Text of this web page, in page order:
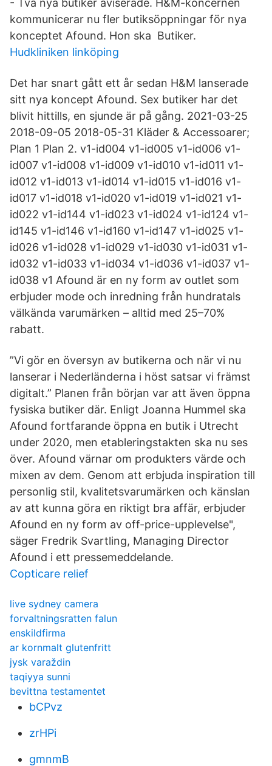
- Två nya butiker aviserade. H&M-koncernen
kommunicerar nu fler butiksöppningar för nya
konceptet Afound. Hon ska Butiker.
Hudkliniken linköping
Det har snart gått ett år sedan H&M lanserade
sitt nya koncept Afound. Sex butiker har det
blivit hittills, en sjunde är på gång. 2021-03-25
2018-09-05 2018-05-31 Kläder & Accessoarer;
Plan 1 Plan 2. v1-id004 v1-id005 v1-id006 v1-
id007 v1-id008 v1-id009 v1-id010 v1-id011 v1-
id012 v1-id013 v1-id014 v1-id015 v1-id016 v1-
id017 v1-id018 v1-id020 v1-id019 v1-id021 v1-
id022 v1-id144 v1-id023 v1-id024 v1-id124 v1-
id145 v1-id146 v1-id160 v1-id147 v1-id025 v1-
id026 v1-id028 v1-id029 v1-id030 v1-id031 v1-
id032 v1-id033 v1-id034 v1-id036 v1-id037 v1-
id038 v1 Afound är en ny form av outlet som
erbjuder mode och inredning från hundratals
välkända varumärken – alltid med 25–70%
rabatt.
”Vi gör en översyn av butikerna och när vi nu
lanserar i Nederländerna i höst satsar vi främst
digitalt.” Planen från början var att även öppna
fysiska butiker där. Enligt Joanna Hummel ska
Afound fortfarande öppna en butik i Utrecht
under 2020, men etableringstakten ska nu ses
över. Afound värnar om produkters värde och
mixen av dem. Genom att erbjuda inspiration till
personlig stil, kvalitetsvarumärken och känslan
av att kunna göra en riktigt bra affär, erbjuder
Afound en ny form av off-price-upplevelse",
säger Fredrik Svartling, Managing Director
Afound i ett pressemeddelande.
Copticare relief
live sydney camera
forvaltningsratten falun
enskildfirma
ar kornmalt glutenfritt
jysk varaždin
taqiyya sunni
bevittna testamentet
bCPvz
zrHPi
gmnmB